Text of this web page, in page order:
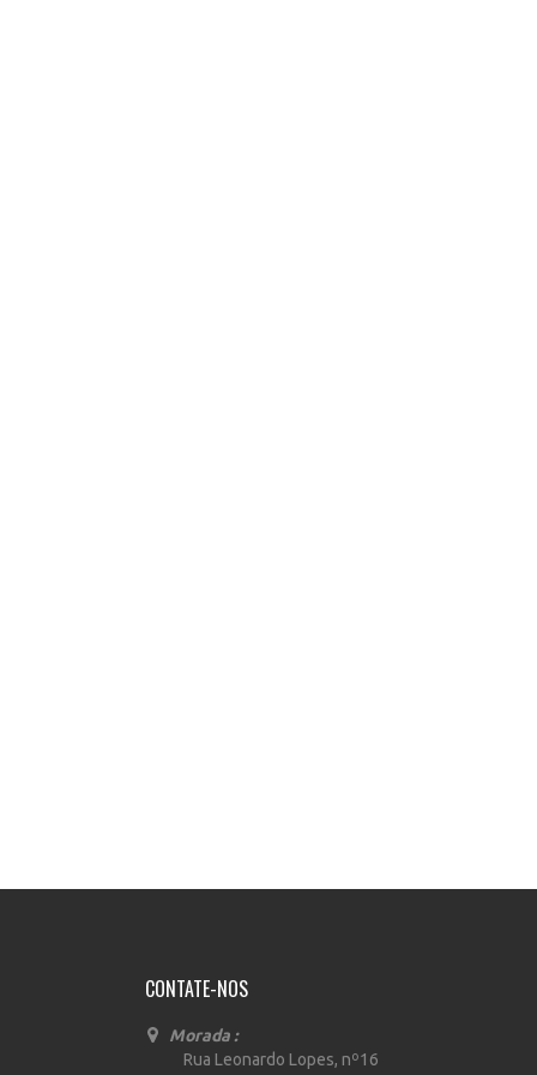
CONTATE-NOS
Morada :
Rua Leonardo Lopes, nº16